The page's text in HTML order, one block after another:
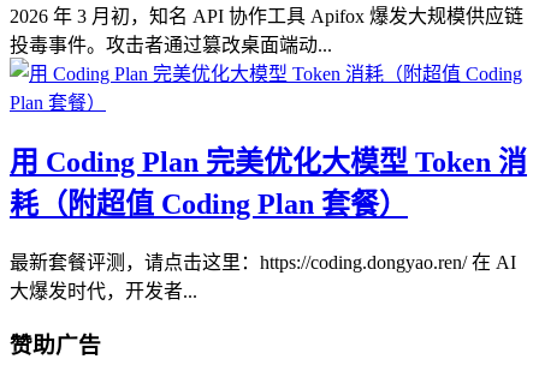
2026 年 3 月初，知名 API 协作工具 Apifox 爆发大规模供应链
投毒事件。攻击者通过篡改桌面端动...
用 Coding Plan 完美优化大模型 Token 消
耗（附超值 Coding Plan 套餐）
最新套餐评测，请点击这里：https://coding.dongyao.ren/ 在 AI
大爆发时代，开发者...
赞助广告